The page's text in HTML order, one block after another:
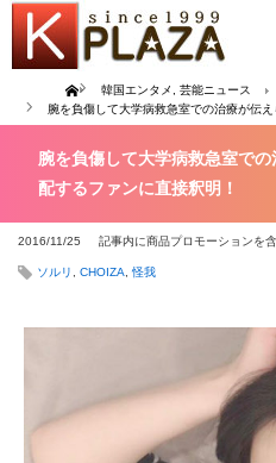
Home 韓国エンタメ
芸能ニュース
腕を負傷して大学病救急室での治療が伝
腕を負傷して大学病救急室で
配するファンに直接釈明！
2016/11/25 記事内に商品プロモーションを
ソルリ CHOIZA 怪我